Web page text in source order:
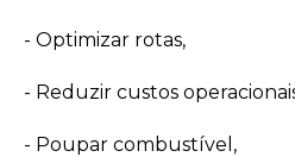
- Optimizar rotas,
- Reduzir custos
- Poupar combustível,